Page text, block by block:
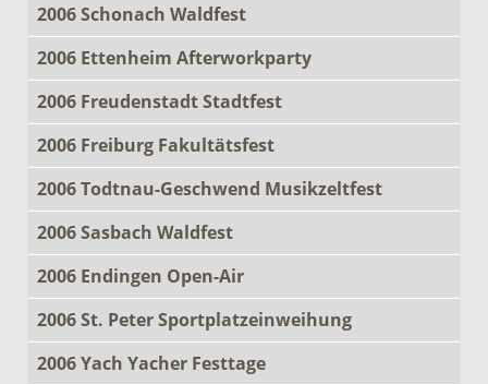
2006 Schonach Waldfest
2006 Ettenheim Afterworkparty
2006 Freudenstadt Stadtfest
2006 Freiburg Fakultätsfest
2006 Todtnau-Geschwend Musikzeltfest
2006 Sasbach Waldfest
2006 Endingen Open-Air
2006 St. Peter Sportplatzeinweihung
2006 Yach Yacher Festtage